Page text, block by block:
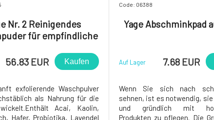
Nr. 2 Reinigendes
für empfindliche
Calendula 50 ml
56.83 EUR Kaufen
exfolierende Waschpulver
als Nahrung für die
Acai, Kaolin,
Hafer, Probiotika, Lavendel
Code: 06388
Yage Abschminkpad
Auf Lager 7.68 EUR
Wenn Sie sich nach
sehnen, ist es notwendig,
und gründlich mit
Produkten zu pflegen. Die